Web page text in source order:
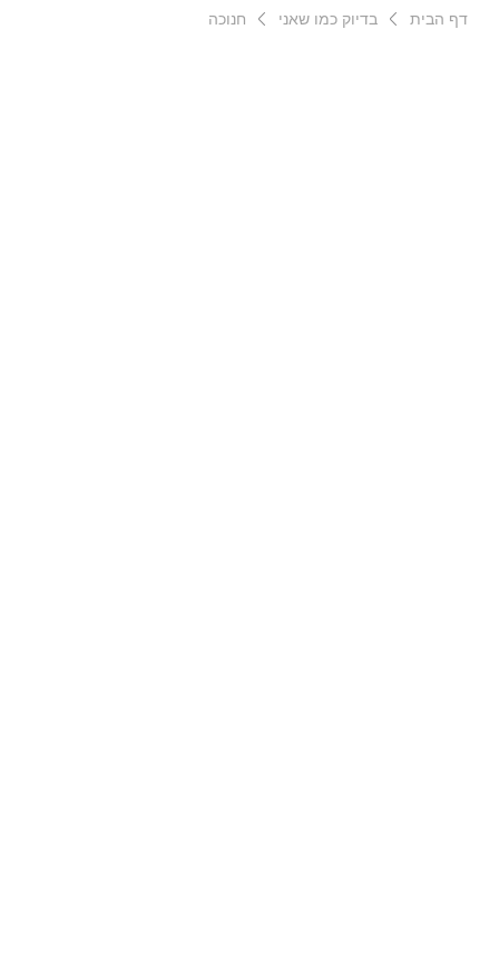
דף הבית בדיוק כמו שאני חנוכה